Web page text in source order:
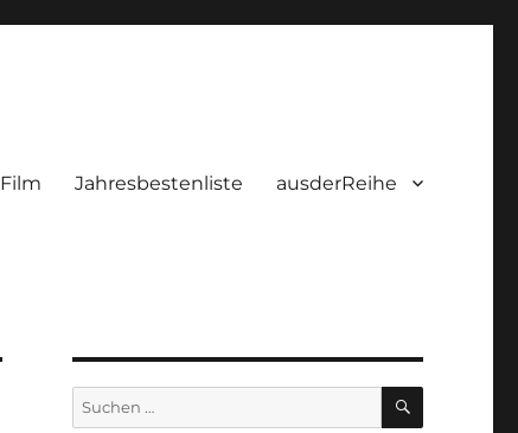
Film Jahresbestenliste ausderReihe
Suchen
nach:
SUCHEN